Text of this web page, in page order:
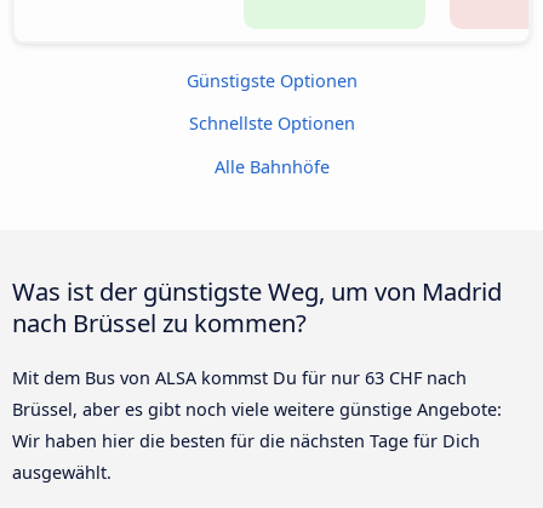
Günstigste Optionen
Schnellste Optionen
Alle Bahnhöfe
Was ist der günstigste Weg, um von Madrid
nach Brüssel zu kommen?
Mit dem Bus von ALSA kommst Du für nur 63 CHF nach
Brüssel, aber es gibt noch viele weitere günstige Angebote:
Wir haben hier die besten für die nächsten Tage für Dich
ausgewählt.